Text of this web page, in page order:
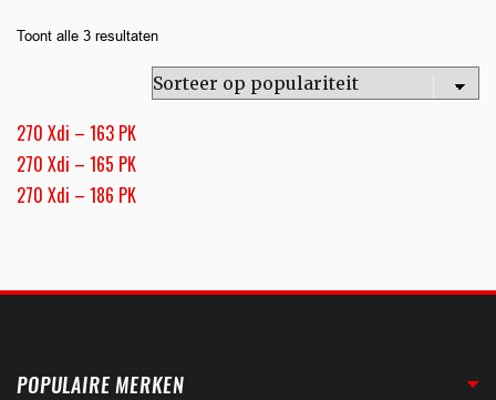
Toont alle 3 resultaten
270 Xdi – 163 PK
270 Xdi – 165 PK
270 Xdi – 186 PK
POPULAIRE MERKEN